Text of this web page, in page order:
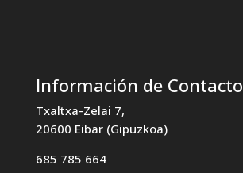
Información de Contacto
Txaltxa-Zelai 7,
20600 Eibar (Gipuzkoa)
685 785 664